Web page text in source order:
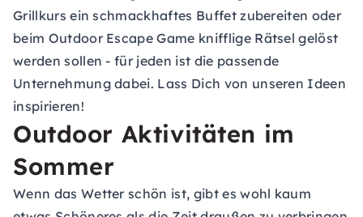
Grillkurs ein schmackhaftes Buffet zubereiten oder
beim Outdoor Escape Game knifflige Rätsel gelöst
werden sollen - für jeden ist die passende
Unternehmung dabei. Lass Dich von unseren Ideen
inspirieren!
Outdoor Aktivitäten im
Sommer
Wenn das Wetter schön ist, gibt es wohl kaum